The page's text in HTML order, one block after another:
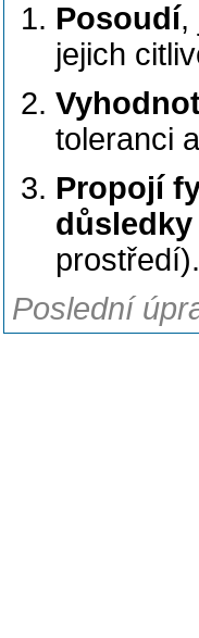
Posoudí,
jejich
toleranci
Propojí
důsledky
prostředí).
Poslední